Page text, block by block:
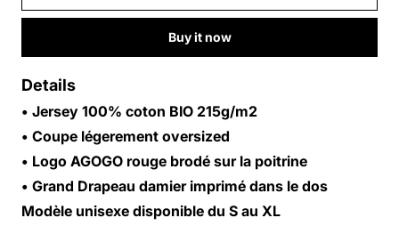
Buy it now
Details
• Jersey 100% coton BIO 215g/m2
• Coupe légerement oversized
• Logo AGOGO rouge brodé sur la poitrine
• Grand Drapeau damier imprimé dans le dos
Modèle unisexe disponible du S au XL